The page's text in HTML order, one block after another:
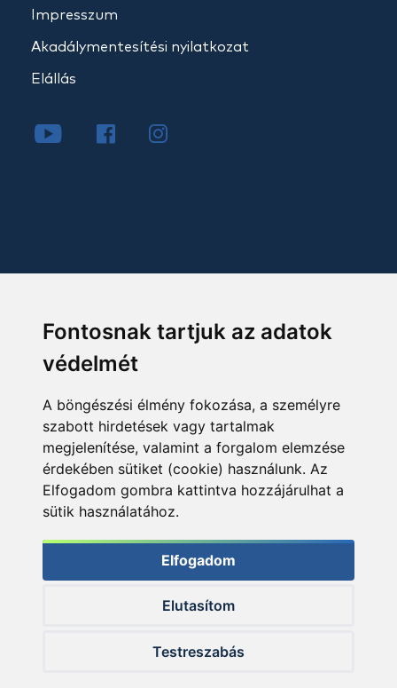
Fontosnak tartjuk az adatok
védelmét
A böngészési élmény fokozása, a személyre
szabott hirdetések vagy tartalmak
megjelenítése, valamint a forgalom elemzése
érdekében sütiket (cookie) használunk. Az
Elfogadom gombra kattintva hozzájárulhat a
sütik használatához.
Elfogadom
Elutasítom
Testreszabás
Impresszum
Akadálymentesítési nyilatkozat
Elállás